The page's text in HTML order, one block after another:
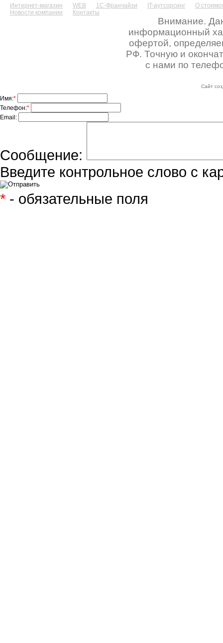
Интернет-магазин WEB 1С-Франчайзи IT-аутсорсинг
О
Новости компании
Контакты
Внимание.
информационный
офертой,
РФ. Точную и
с нами по
Сайт
Имя:*
Телефон:*
Email:
Сообщение:
Введите контрольное слово с
* - обязательные поля